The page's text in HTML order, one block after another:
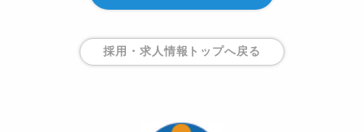
採用・求人情報トップへ戻る